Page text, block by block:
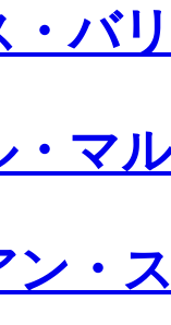
・バ
・マ
ン・